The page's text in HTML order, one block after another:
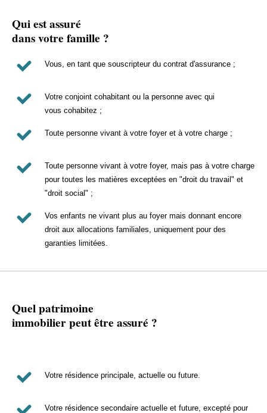
Qui est assuré
dans votre famille ?
Vous, en tant que souscripteur du contrat d'assurance ;
Votre conjoint cohabitant ou la personne avec qui
vous cohabitez ;
Toute personne vivant à votre foyer et à votre charge ;
Toute personne vivant à votre foyer, mais pas à votre charge
pour toutes les matières exceptées en "droit du travail" et
"droit social" ;
Vos enfants ne vivant plus au foyer mais donnant encore
droit aux allocations familiales, uniquement pour des
garanties limitées.
Quel patrimoine
immobilier peut être assuré ?
Votre résidence principale, actuelle ou future.
Votre résidence secondaire actuelle et future, excepté pour